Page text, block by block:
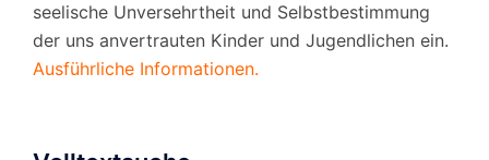
seelische Unversehrtheit und Selbstbestimmung
der uns anvertrauten Kinder und Jugendlichen ein.
Ausführliche Informationen.